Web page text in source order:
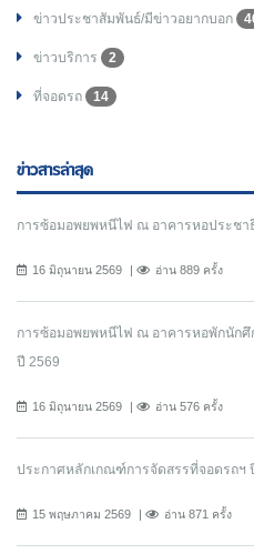
ข่าวประชาสัมพันธ์/มีข่าวอยากบอก
ข่าวบริการ 2
ที่จอดรถ 14
ข่าวสารล่าสุด
การซ้อมอพยพหนีไฟ ณ อาคารหอประชา
16 มิถุนายน 2569 อ่าน 889 ครั้ง
การซ้อมอพยพหนีไฟ ณ อาคารหอพักนัก
ปี 2569
16 มิถุนายน 2569 อ่าน 576 ครั้ง
ประกาศหลักเกณฑ์การจัดสรรที่จอดรถฯ
15 พฤษภาคม 2569 อ่าน 871 ครั้ง